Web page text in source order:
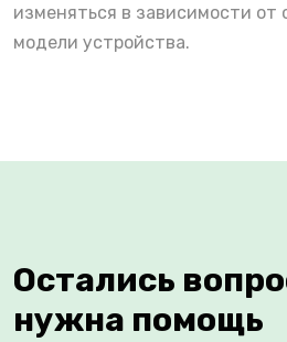
изменяться в зависимости
модели устройства.
Остались
нужна помощь